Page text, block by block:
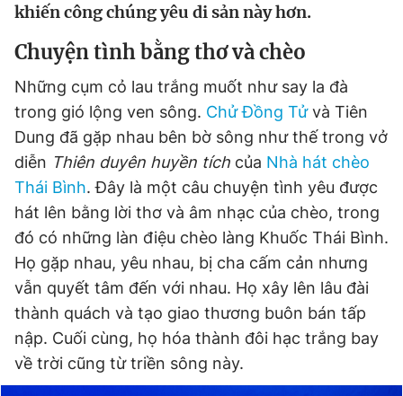
Video Magazine
Sản phẩm khác
Tiện ích Bạn cần biết
Thông tin tòa soạn Liên hệ quảng cáo
Đọc Thanh Niên trên điện thoại
khiến công chúng yêu di sản này hơn.
Chuyện tình bằng thơ và chèo
Những cụm cỏ lau trắng muốt như say la đà
trong gió lộng ven sông. Chử Đồng Tửvà Tiên
Dung đã gặp nhau bên bờ sông như thế trong vở
diễn Thiên duyên huyền tích của Nhà hát chèo
Thái Bình. Đây là một câu chuyện tình yêu được
hát lên bằng lời thơ và âm nhạc của chèo, trong
đó có những làn điệu chèo làng Khuốc Thái Bình.
Họ gặp nhau, yêu nhau, bị cha cấm cản nhưng
vẫn quyết tâm đến với nhau. Họ xây lên lâu đài
thành quách và tạo giao thương buôn bán tấp
nập. Cuối cùng, họ hóa thành đôi hạc trắng bay
về trời cũng từ triền sông này.